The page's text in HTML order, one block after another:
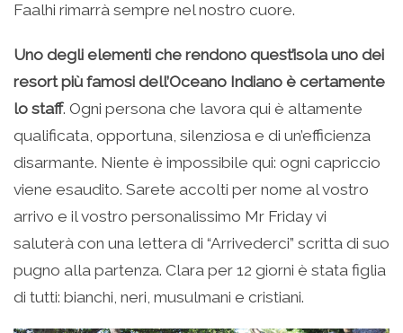
Faalhi rimarrà sempre nel nostro cuore.
Uno degli elementi che rendono quest’isola uno dei
resort più famosi dell’Oceano Indiano è certamente
lo staff. Ogni persona che lavora qui è altamente
qualificata, opportuna, silenziosa e di un’efficienza
disarmante. Niente è impossibile qui: ogni capriccio
viene esaudito. Sarete accolti per nome al vostro
arrivo e il vostro personalissimo Mr Friday vi
saluterà con una lettera di “Arrivederci” scritta di suo
pugno alla partenza. Clara per 12 giorni è stata figlia
di tutti: bianchi, neri, musulmani e cristiani.